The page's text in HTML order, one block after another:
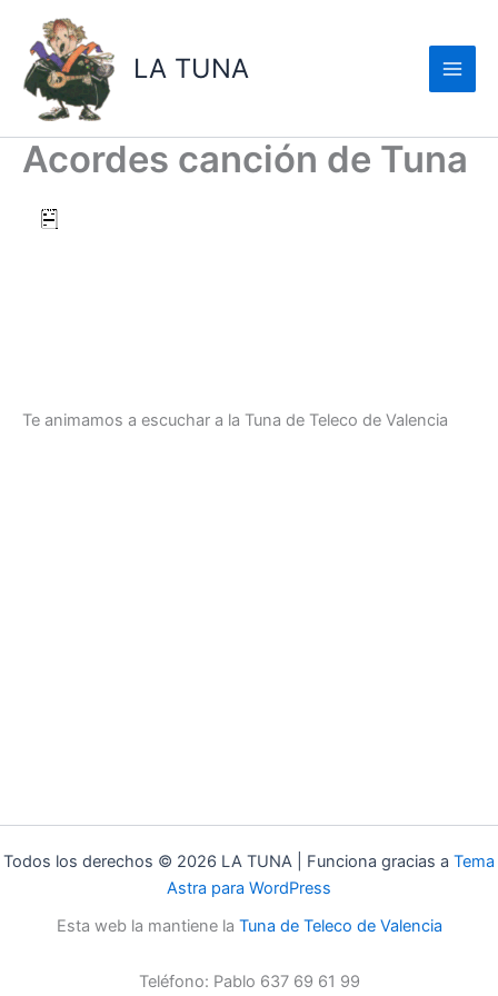
contenido
LA TUNA
Acordes canción de Tuna
Te animamos a escuchar a la Tuna de Teleco de Valencia
Todos los derechos © 2026 LA TUNA | Funciona gracias a Tema
Astra para WordPress
Esta web la mantiene la Tuna de Teleco de Valencia
Teléfono: Pablo 637 69 61 99